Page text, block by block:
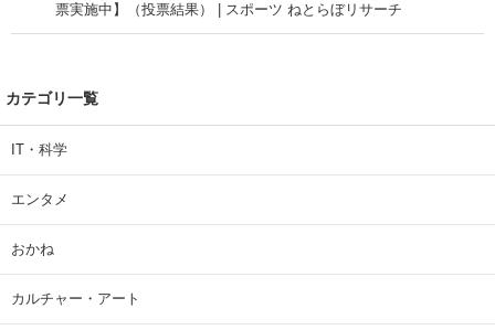
票実施中】（投票結果） | スポーツ ねとらぼリサーチ
カテゴリ一覧
IT・科学
エンタメ
おかね
カルチャー・アート